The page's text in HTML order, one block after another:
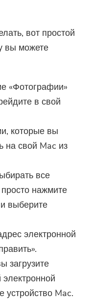
вот простой
вы можете
«Фотографии»
в свой
которые вы
на свой Mac из
все
нажмите
выберите
электронной
загрузите
устройство Mac.